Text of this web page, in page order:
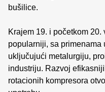
bušilice.
Krajem 19. i početkom
popularniji, sa primenama
uključujući metalurgiju,
industriju. Razvoj
rotacionih kompresora